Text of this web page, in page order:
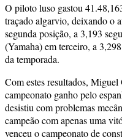
O piloto luso gastou
traçado algarvio, deixando o
segunda posição, a 3,193
(Yamaha) em terceiro, a
da temporada.
Com estes resultados,
campeonato ganho pelo
desistiu com problemas
campeão com apenas uma
venceu o campeonato de